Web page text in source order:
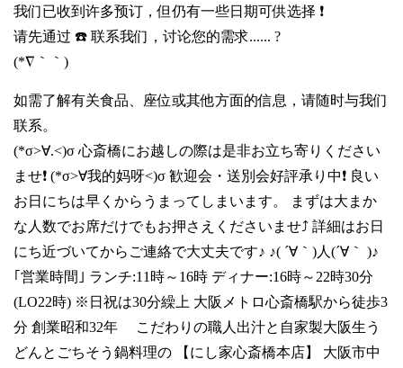
我们已收到许多预订，但仍有一些日期可供选择 ❗
请先通过 ☎️ 联系我们，讨论您的需求...... ?
(*∇｀｀)
如需了解有关食品、座位或其他方面的信息，请随时与我们
联系。
(*σ>∀.<)σ 心斎橋にお越しの際は是非お立ち寄りください
ませ❗ (*σ>∀我的妈呀<)σ 歓迎会・送別会好評承り中❗ 良い
お日にちは早くからうまってしまいます。 まずは大まか
な人数でお席だけでもお押さえくださいませ⤴️ 詳細はお日
にち近づいてからご連絡で大丈夫です♪ ♪( ´∀｀)人(´∀｀ )♪
｢営業時間｣ ランチ:11時～16時 ディナー:16時～22時30分
(LO22時) ※日祝は30分繰上 大阪メトロ心斎橋駅から徒歩3
分 創業昭和32年 こだわりの職人出汁と自家製大阪生う
どんとごちそう鍋料理の 【にし家心斎橋本店】 大阪市中